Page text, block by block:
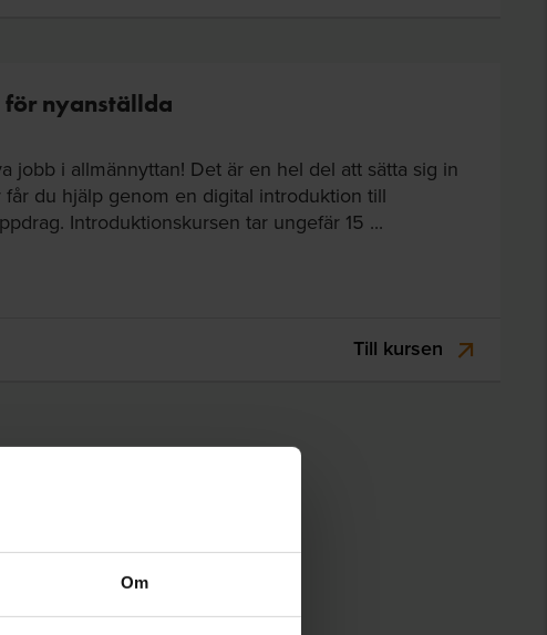
Om
nyanställda
jobb i allmännyttan! Det är en hel del att sätta sig in
får du hjälp genom en digital introduktion till
Introduktionskursen tar ungefär 15 ...
Till kursen